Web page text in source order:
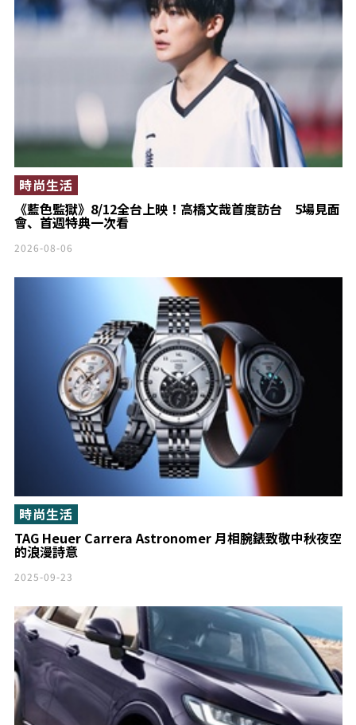
《藍色監獄》8/12全台上映！高橋文哉首度訪台 5場見面
會、首週特典一次看
時尚生活
2026-08-06
TAG Heuer Carrera Astronomer 月相腕錶致敬中秋夜空
的浪漫詩意
時尚生活
2025-09-23